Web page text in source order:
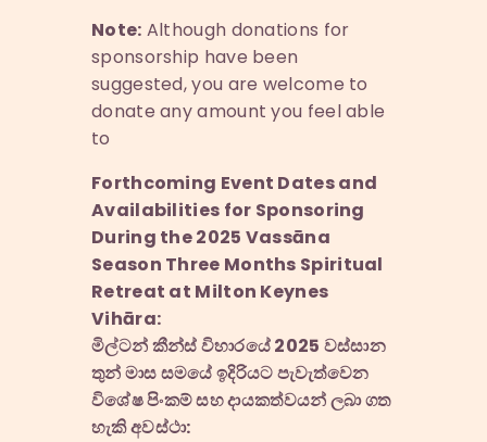
Note: Although donations for
sponsorship have been
suggested, you are welcome to
donate any amount you feel able
to
Forthcoming Event Dates and
Availabilities for Sponsoring
During the 2025 Vassāna
Season Three Months Spiritual
Retreat at Milton Keynes
Vihāra:
මිල්ටන් කීන්ස් විහාරයේ 2025 වස්සාන
තුන් මාස සමයේ ඉදිරියට පැවැත්වෙන
විශේෂ පිංකම් සහ දායකත්වයන් ලබා ගත
හැකි අවස්ථා: